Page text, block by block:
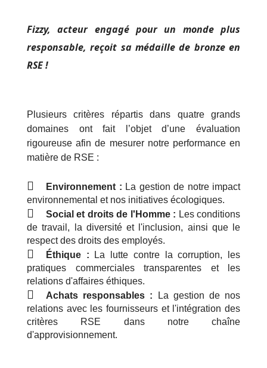
Fizzy, acteur engagé pour un monde plus
responsable, reçoit sa médaille de bronze en
RSE !
Plusieurs critères répartis dans quatre grands
domaines ont fait l’objet d’une évaluation
rigoureuse afin de mesurer notre performance en
matière de RSE :
Environnement : La gestion de notre impact
environnemental et nos initiatives écologiques.
Social et droits de l'Homme : Les conditions
de travail, la diversité et l'inclusion, ainsi que le
respect des droits des employés.
Éthique : La lutte contre la corruption, les
pratiques commerciales transparentes et les
relations d'affaires éthiques.
Achats responsables : La gestion de nos
relations avec les fournisseurs et l'intégration des
critères RSE dans notre chaîne
d'approvisionnement.